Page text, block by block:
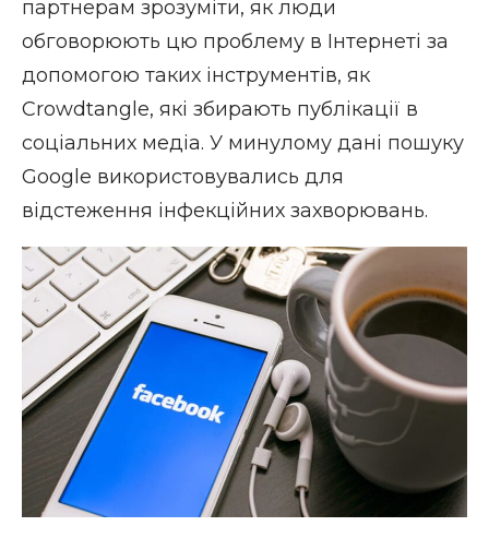
партнерам зрозуміти, як люди
обговорюють цю проблему в Інтернеті за
допомогою таких інструментів, як
Crowdtangle, які збирають публікації в
соціальних медіа. У минулому дані пошуку
Google використовувались для
відстеження інфекційних захворювань.